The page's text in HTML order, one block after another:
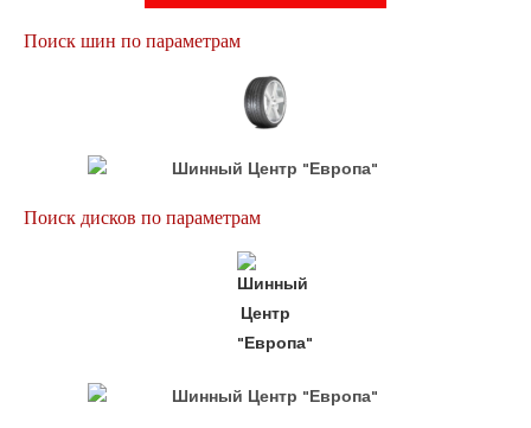
Поиск шин по параметрам
Поиск дисков по параметрам